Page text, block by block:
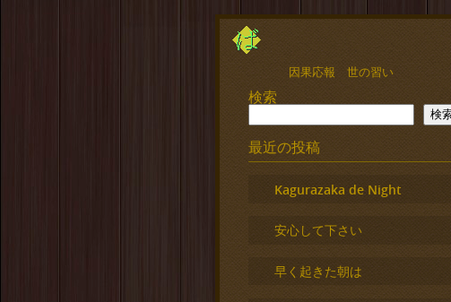
因果応報 世の習い
検索
検
最近の投稿
Kagurazaka de Night
安心して下さい
早く起きた朝は